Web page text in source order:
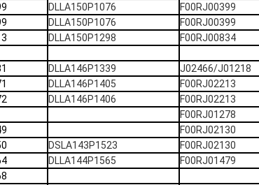
DLLA150P1076
F00RJ00399
DLLA150P1076
F00RJ00399
DLLA150P1298
F00RJ00834
DLLA146P1339
J02466/J01218
DLLA146P1405
F00RJ02213
DLLA146P1406
F00RJ02213
F00RJ01278
F00RJ02130
DSLA143P1523
F00RJ02130
DLLA144P1565
F00RJ01479